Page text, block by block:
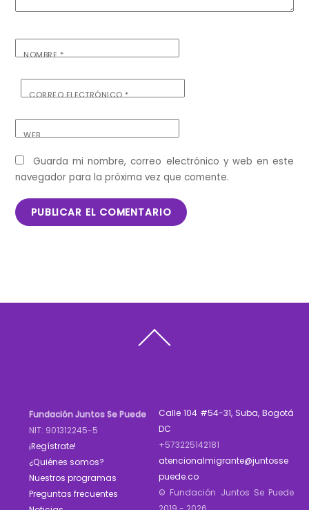
NOMBRE*
CORREO ELECTRÓNICO*
WEB
Guarda mi nombre, correo electrónico y web en este
navegador para la próxima vez que comente.
To
Fundación Juntos Se Puede
NIT: 901312245-5
¡Regístrate!
¿Quiénes somos?
Nuestros programas
Preguntas frecuentes
Calle 104 #54-31, Suba, Bogotá
DC
+573225142181
atencionalmigrante@juntosse
puede.co
© Fundación Juntos Se Puede